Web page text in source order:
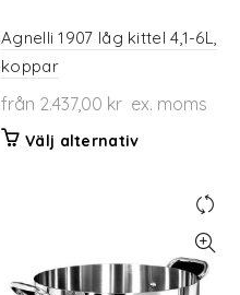
Agnelli 1907 låg kittel 4,1-6L,
koppar
från 2.437,00 kr ex. moms
Välj alternativDen
varianter.
De